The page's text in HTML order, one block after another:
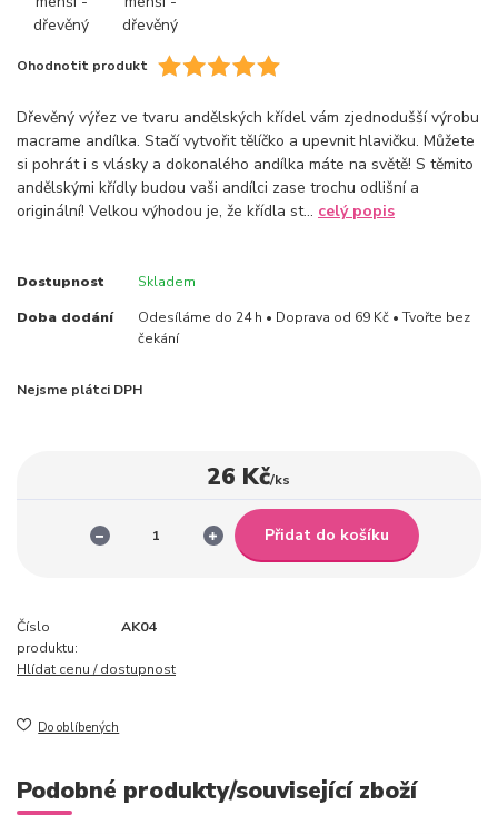
Ohodnotit produkt
Dřevěný výřez ve tvaru andělských křídel vám zjednodušší výrobu
macrame andílka. Stačí vytvořit tělíčko a upevnit hlavičku. Můžete
si pohrát i s vlásky a dokonalého andílka máte na světě! S těmito
andělskými křídly budou vaši andílci zase trochu odlišní a
originální! Velkou výhodou je, že křídla st... celý popis
Dostupnost Skladem
Doba dodání
Odesíláme do 24 h • Doprava od 69 Kč • Tvořte bez
čekání
Nejsme plátci DPH
26 Kč/ks
Přidat do košíku
Číslo
produktu:
AK04
Hlídat cenu / dostupnost
Do oblíbených
Podobné produkty/související zboží